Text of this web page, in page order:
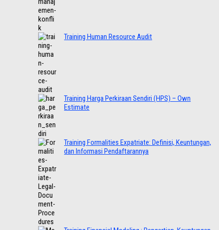
Training Human Resource Audit
Training Harga Perkiraan Sendiri (HPS) – Own
Estimate
Training Formalities Expatriate: Definisi, Keuntungan,
dan Informasi Pendaftarannya